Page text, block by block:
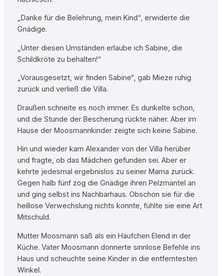
„Danke für die Belehrung, mein Kind“, erwiderte die
Gnädige.
„Unter diesen Umständen erlaube ich Sabine, die
Schildkröte zu behalten!“
„Vorausgesetzt, wir finden Sabine“, gab Mieze ruhig
zurück und verließ die Villa.
Draußen schneite es noch immer. Es dunkelte schon,
und die Stunde der Bescherung rückte näher. Aber im
Hause der Moosmannkinder zeigte sich keine Sabine.
Hin und wieder kam Alexander von der Villa herüber
und fragte, ob das Mädchen gefunden sei. Aber er
kehrte jedesmal ergebnislos zu seiner Mama zurück.
Gegen halb fünf zog die Gnädige ihren Pelzmantel an
und ging selbst ins Nachbarhaus. Obschon sie für die
heillose Verwechslung nichts konnte, fühlte sie eine Art
Mitschuld.
Mutter Moosmann saß als ein Häufchen Elend in der
Küche. Vater Moosmann donnerte sinnlose Befehle ins
Haus und scheuchte seine Kinder in die entferntesten
Winkel.